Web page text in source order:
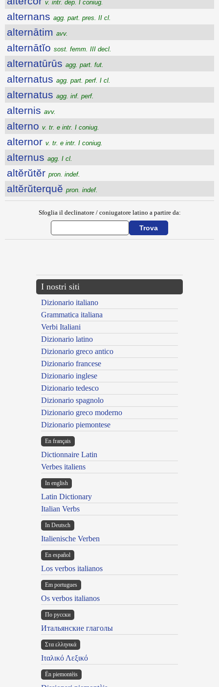
v. intr. dep. I coniug.
alternans agg. part. pres. II cl.
alternātim avv.
alternātĭo sost. femm. III decl.
alternatūrūs agg. part. fut.
alternatus agg. part. perf. I cl.
alternatus agg. inf. perf.
alternis avv.
alterno v. tr. e intr. I coniug.
alternor v. tr. e intr. I coniug.
alternus agg. I cl.
altĕrŭtĕr pron. indef.
altĕrŭterquĕ pron. indef.
Sfoglia il declinatore / coniugatore latino a partire da:
I nostri siti
Dizionario italiano
Grammatica italiana
Verbi Italiani
Dizionario latino
Dizionario greco antico
Dizionario francese
Dizionario inglese
Dizionario tedesco
Dizionario spagnolo
Dizionario greco moderno
Dizionario piemontese
En français
Dictionnaire Latin
Verbes italiens
In english
Latin Dictionary
Italian Verbs
In Deutsch
Italienische Verben
En español
Los verbos italianos
Em portugues
Os verbos italianos
По русски
Итальянские глаголы
Στα ελληνικά
Ιταλικό Λεξικό
Ën piemontèis